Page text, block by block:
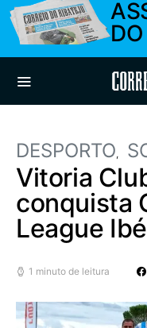
DESPORTO
Vitoria
conquista
League
1 minuto de leitura